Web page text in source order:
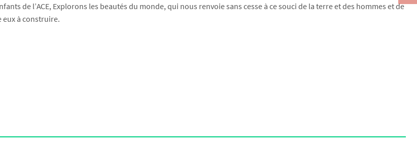
de l’ACE, Explorons les beautés du monde, qui nous renvoie sans cesse à ce souci de la terre et des hommes et de
eux à construire.